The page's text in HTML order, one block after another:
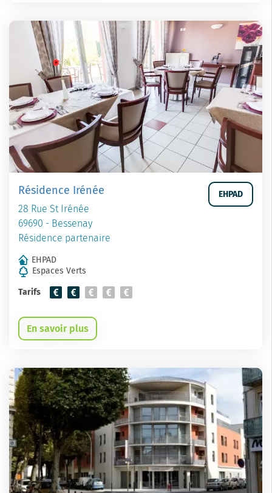
Résidence Irénée
28 Rue St Irénée
69690 - Bessenay
Résidence partenaire
EHPAD
EHPAD
Espaces Verts
Tarifs
En savoir plus